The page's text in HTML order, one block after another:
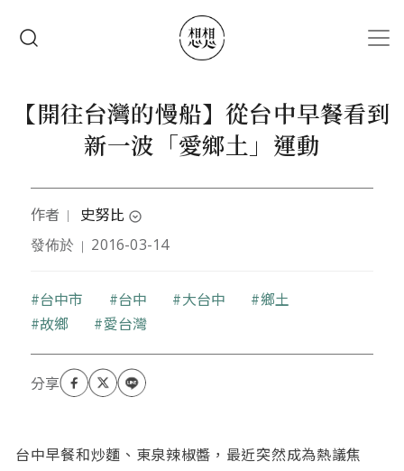
【開往台灣的慢船】從台中早餐看到
新一波「愛鄉土」運動
作者 ｜ 史努比 expand_circle_down
本文作者為前媒體工作者，相信慢經常比快還好一點
人只要努力多一點點。
發佈於 ｜ 2016-03-14
關鍵字
台中市 台中 大台中
鄉土
故鄉
愛台灣
台中早餐和炒麵、東泉辣椒醬，最近突然成為熱議焦